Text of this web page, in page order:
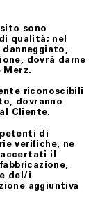
sono
qualità; nel
dovrà darne
Merz.
riconoscibili
dovranno
Cliente.
di
verifiche, ne
accertati il
del/i
aggiuntiva